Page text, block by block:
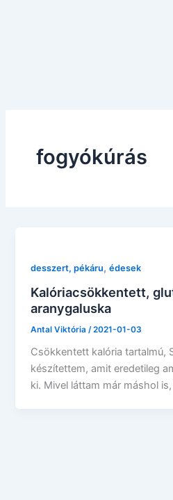
fogyókúrás
desszert, pékáru,édesek
Kalóriacsökkentett,
aranygaluska
Antal Viktória /2021-01-03
Csökkentett kalória tartalmú,
készítettem, amit eredetileg
ki. Mivel láttam már máshol